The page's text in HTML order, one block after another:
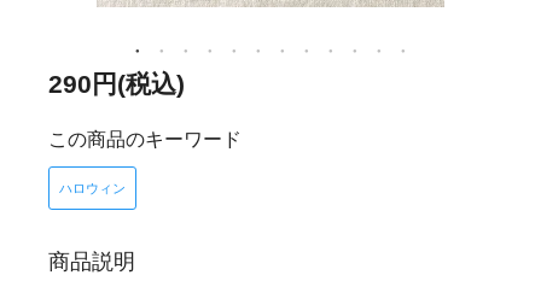
290円(税込)
この商品のキーワード
ハロウィン
商品説明